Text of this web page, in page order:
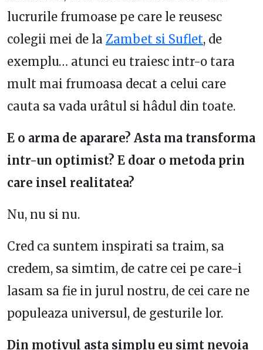
lucrurile frumoase pe care le reusesc
colegii mei de la Zambet si Suflet, de
exemplu… atunci eu traiesc intr-o tara
mult mai frumoasa decat a celui care
cauta sa vada urâtul si hâdul din toate.
E o arma de aparare? Asta ma transforma
intr-un optimist? E doar o metoda prin
care insel realitatea?
Nu, nu si nu.
Cred ca suntem inspirati sa traim, sa
credem, sa simtim, de catre cei pe care-i
lasam sa fie in jurul nostru, de cei care ne
populeaza universul, de gesturile lor.
Din motivul asta simplu eu simt nevoia